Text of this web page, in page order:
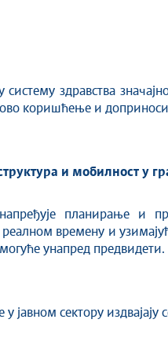
здравства
коришћење и допринoси
и мобилност у
планирање и
времену и
унапред предвидети.
јавном сектору издвајају